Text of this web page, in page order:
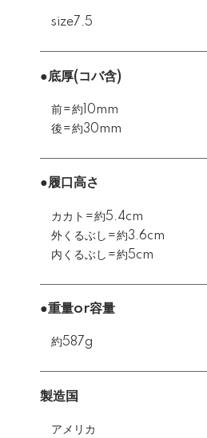
size7.5
●底厚(コバ含)
前=約10mm
後=約30mm
●履口高さ
カカト=約5.4cm
外くるぶし=約3.6cm
内くるぶし=約5cm
●重量or容量
約587g
製造国
アメリカ